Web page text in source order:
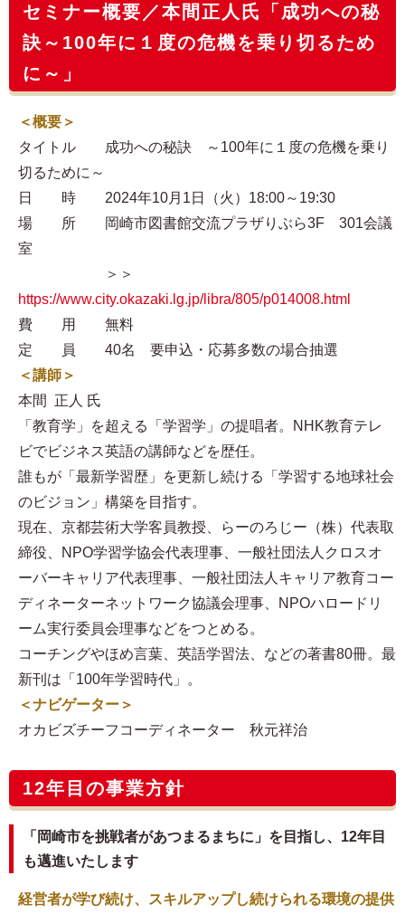
セミナー概要／本間正人氏「成功への秘
訣～100年に１度の危機を乗り切るため
に～」
＜概要＞
タイトル 成功への秘訣 ～100年に１度の危機を乗り
切るために～
日 時 2024年10月1日（火）18:00～19:30
場 所 岡崎市図書館交流プラザりぶら3F 301会議
室
＞＞
https://www.city.okazaki.lg.jp/libra/805/p014008.html
費 用 無料
定 員 40名 要申込・応募多数の場合抽選
＜講師＞
本間 正人 氏
「教育学」を超える「学習学」の提唱者。NHK教育テレ
ビでビジネス英語の講師などを歴任。
誰もが「最新学習歴」を更新し続ける「学習する地球社会
のビジョン」構築を目指す。
現在、京都芸術大学客員教授、らーのろじー（株）代表取
締役、NPO学習学協会代表理事、一般社団法人クロスオ
ーバーキャリア代表理事、一般社団法人キャリア教育コー
ディネーターネットワーク協議会理事、NPOハロードリ
ーム実行委員会理事などをつとめる。
コーチングやほめ言葉、英語学習法、などの著書80冊。最
新刊は「100年学習時代」。
＜ナビゲーター＞
オカビズチーフコーディネーター 秋元祥治
12年目の事業方針
「岡崎市を挑戦者があつまるまちに」を目指し、12年目
も邁進いたします
経営者が学び続け、スキルアップし続けられる環境の提供